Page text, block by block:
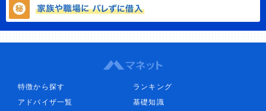
特徴から探す
ランキング
アドバイザ一覧
基礎知識